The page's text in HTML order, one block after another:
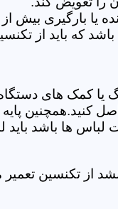
یا بارگیری بیش
که باید از
کمک های
کنید.همچنین
ها باشد
از تکنسین